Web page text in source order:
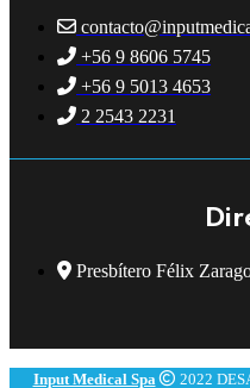
+56 9 8606 5745
+56 9 5013 4653
2 2543 2231
Presbítero Félix
Input Medical Spa 2022